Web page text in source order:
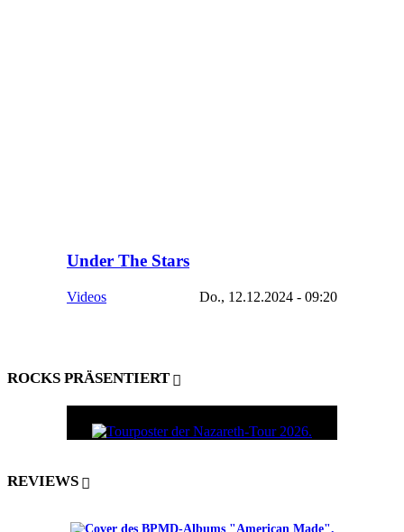
Under The Stars
Videos Do., 12.12.2024 - 09:20
ROCKS PRÄSENTIERT
REVIEWS